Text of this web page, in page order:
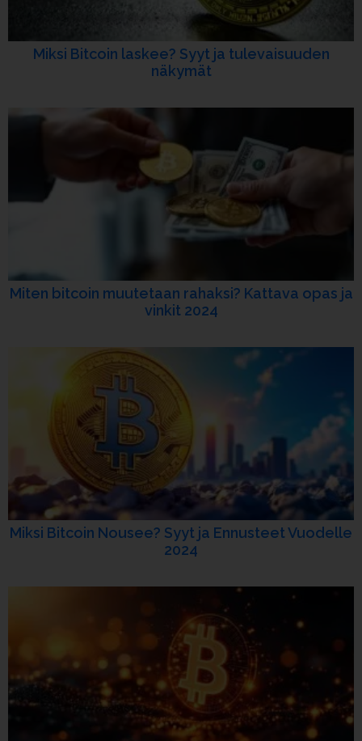
Miksi Bitcoin laskee? Syyt ja tulevaisuuden
näkymät
Miten bitcoin muutetaan rahaksi? Kattava opas ja
vinkit 2024
Miksi Bitcoin Nousee? Syyt ja Ennusteet Vuodelle
2024